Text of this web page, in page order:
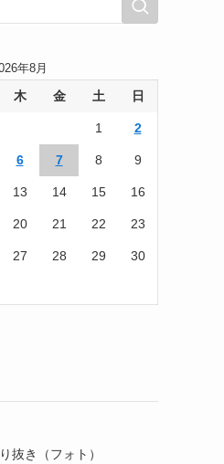
年8月
木 金 土 日
1 2
6 7 8 9
13 14 15 16
20 21 22 23
27 28 29 30
抜き（フォト）